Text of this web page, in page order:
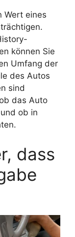
Wert eines
können Sie
Umfang der
des Autos
sind
das Auto
ob in
dass